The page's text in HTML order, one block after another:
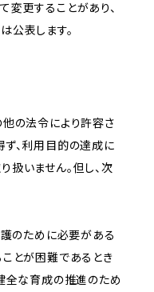
更することがあり、
公表します。
の法令により許容さ
、利用目的の達成に
いません。但し、次
護のために必要がある
とが困難であるとき
全な育成の推進のため